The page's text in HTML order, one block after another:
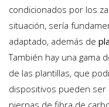
condicionados por los
situación, sería
adaptado, además de
También hay una gama
de las plantillas, que
dispositivos pueden
piernas de fibra de